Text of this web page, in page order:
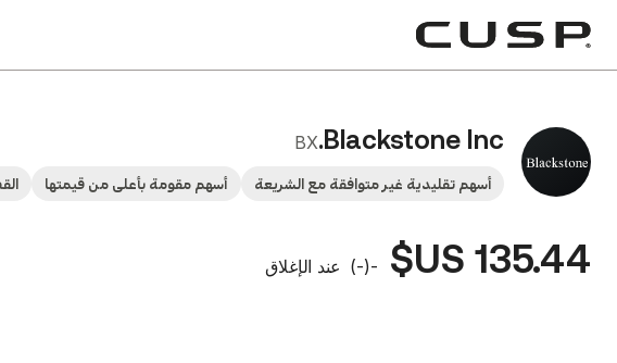
Blackstone Inc.
BX
أسهم تقليدية غير متوافقة مع الشريعة أسهم مقومة بأعلى من قيمتها
135.44 US$
-
(
-
) عند الإغلاق